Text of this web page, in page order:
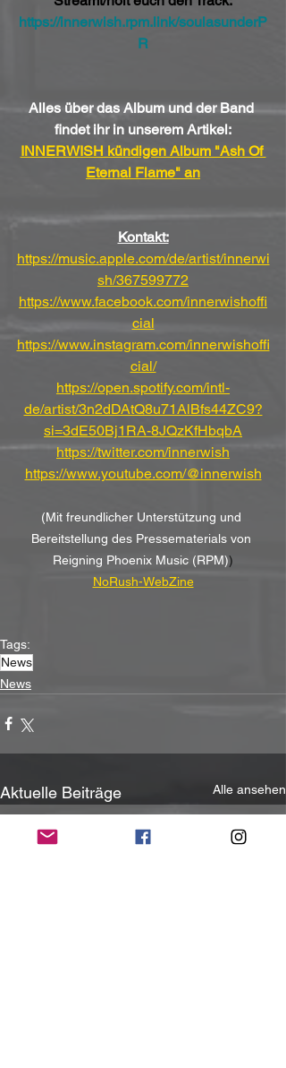
https://innerwish.rpm.link/soulasunderP
R
Alles über das Album und der Band
findet ihr in unserem Artikel:
INNERWISH kündigen Album "Ash Of
Eternal Flame" an
Kontakt:
https://music.apple.com/de/artist/innerwi
sh/367599772
https://www.facebook.com/innerwishoffi
cial
https://www.instagram.com/innerwishoffi
cial/
https://open.spotify.com/intl-
de/artist/3n2dDAtQ8u71AlBfs44ZC9?
si=3dE50Bj1RA-8JQzKfHbqbA
https://twitter.com/innerwish
https://www.youtube.com/@innerwish
(Mit freundlicher Unterstützung und
Bereitstellung des Pressematerials von
Reigning Phoenix Music (RPM))
NoRush-WebZine
Tags:
News
News
Aktuelle Beiträge Alle ansehen